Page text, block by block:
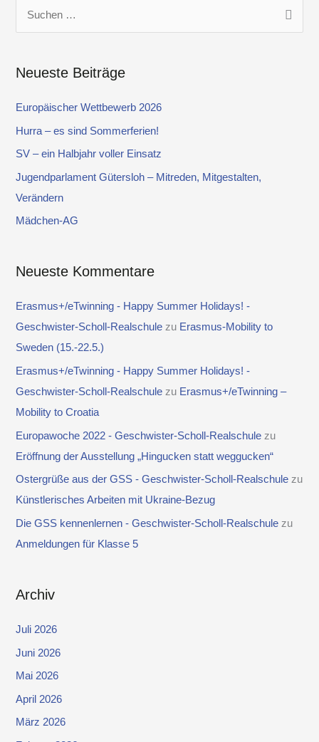
h
e
c
h
:
Neueste Beiträge
Europäischer Wettbewerb 2026
Hurra – es sind Sommerferien!
SV – ein Halbjahr voller Einsatz
Jugendparlament Gütersloh – Mitreden, Mitgestalten,
Verändern
Mädchen-AG
Neueste Kommentare
Erasmus+/eTwinning - Happy Summer Holidays! -
Geschwister-Scholl-Realschule zu Erasmus-Mobility to
Sweden (15.-22.5.)
Erasmus+/eTwinning - Happy Summer Holidays! -
Geschwister-Scholl-Realschule zu Erasmus+/eTwinning –
Mobility to Croatia
Europawoche 2022 - Geschwister-Scholl-Realschule zu
Eröffnung der Ausstellung „Hingucken statt weggucken“
Ostergrüße aus der GSS - Geschwister-Scholl-Realschule zu
Künstlerisches Arbeiten mit Ukraine-Bezug
Die GSS kennenlernen - Geschwister-Scholl-Realschule zu
Anmeldungen für Klasse 5
Archiv
Juli 2026
Juni 2026
Mai 2026
April 2026
März 2026